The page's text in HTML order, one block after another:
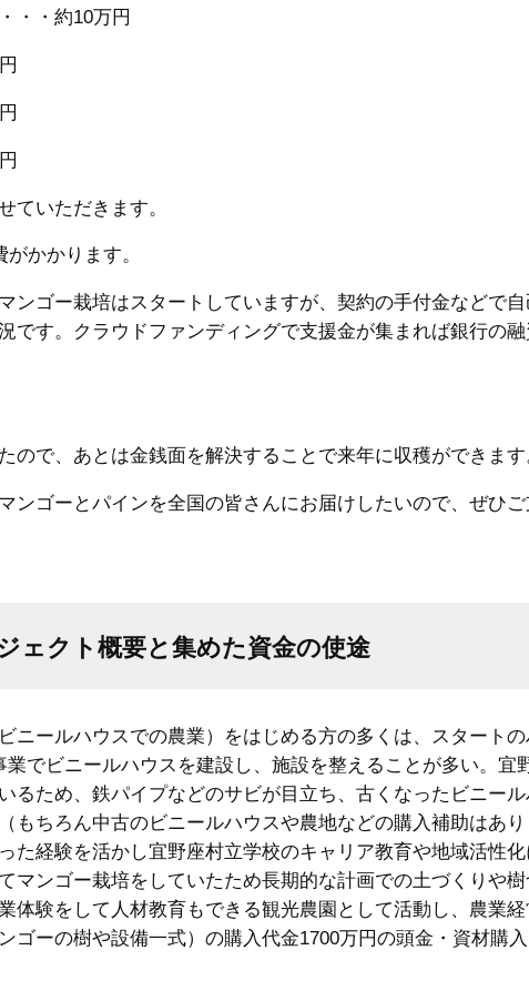
・約10万円
ていただきます。
かかります。
ンゴー栽培はスタートしていますが、契約の手付金などで
です。クラウドファンディングで支援金が集まれば銀行の
で、あとは金銭面を解決することで来年に収穫ができます
ンゴーとパインを全国の皆さんにお届けしたいので、ぜひ
ェクト概要と集めた資金の使途
ニールハウスでの農業）をはじめる方の多くは、スタート
でビニールハウスを建設し、施設を整えることが多い。宜
るため、鉄パイプなどのサビが目立ち、古くなったビニー
もちろん中古のビニールハウスや農地などの購入補助はあ
た経験を活かし宜野座村立学校のキャリア教育や地域活性
マンゴー栽培をしていたため長期的な計画での土づくりや
体験をして人材教育もできる観光農園として活動し、農業
ゴーの樹や設備一式）の購入代金1700万円の頭金・資材購